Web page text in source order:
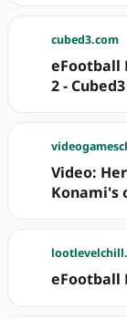
cubed3.com
eFootball
2 - Cubed3
Video:
Konami's
eFootball